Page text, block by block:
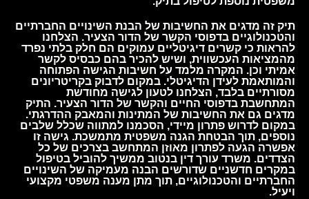
תיק זה מדגים את החשיבות של הבנת השינויים החברתיים
והטכנולוגיים בדפוסי הקשר של הדור הצעיר. הצלחנו
להראות כי קשרים דיגיטליים עמוקים הם חלק בלתי נפרד
מהמציאות העכשווית, ושיש להכיר בהם כבסיס לקשר
אמיתי וכן. המקרה מלמד על חשיבות הגישה הפתוחה
והמותאמת לעידן הדיגיטלי. במקום לדבוק בקריטריונים
מסורתיים בלבד, הצלחנו לטעון לגישה מחודשת
המתחשבת בדפוסי החיים והקשר של הדור הצעיר. התיק
מדגים גם את החשיבות של המתינות והמאבק ההדרגתי.
במקום לדרוש פתרון מיידי, הסכמנו למתווה שכלל שלבים
נוספים, תוך הבטחת הגנה משפטית מתמשכת. גישה זו
אפשרה הגעה לפתרון מאוזן המתחשב בצרכים של כל
הצדדים. משרד עורך דין בנטוב ממשיך להוביל בטיפול
במקרים חדשניים שדורשים הבנה מעמיקה של השינויים
החברתיים והטכנולוגיים, תוך מתן מענה משפטי מקצועי
ויעיל.